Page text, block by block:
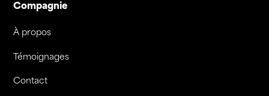
Compagnie
À propos
Témoignages
Contact